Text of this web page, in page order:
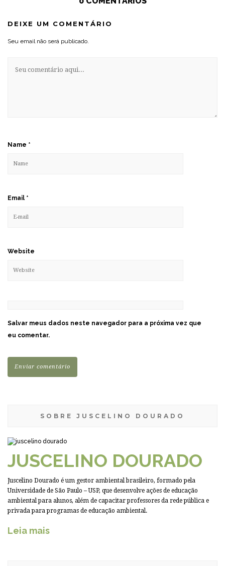
DEIXE UM COMENTÁRIO
Seu email não será publicado.
Name *
Email *
Website
Salvar meus dados neste navegador para a próxima vez que
eu comentar.
SOBRE JUSCELINO DOURADO
JUSCELINO DOURADO
Juscelino Dourado é um gestor ambiental brasileiro, formado pela
Universidade de São Paulo – USP, que desenvolve ações de educação
ambiental para alunos, além de capacitar professores da rede pública e
privada para programas de educação ambiental.
Leia mais